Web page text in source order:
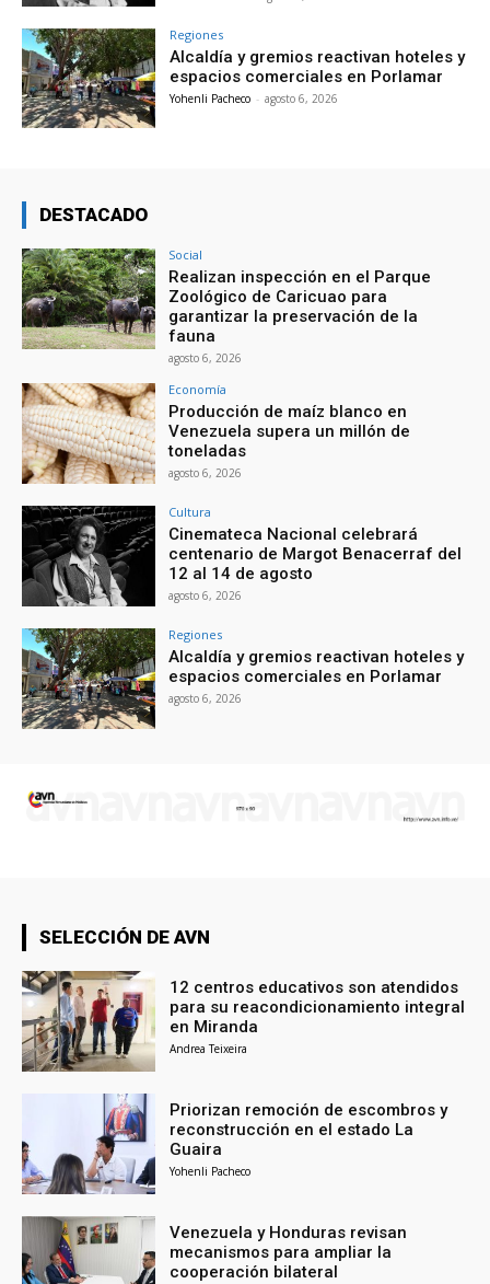
Regiones
Alcaldía y gremios reactivan hoteles y
espacios comerciales en Porlamar
Yohenli Pacheco - agosto 6, 2026
DESTACADO
Social
Realizan inspección en el Parque
Zoológico de Caricuao para
garantizar la preservación de la
fauna
agosto 6, 2026
Economía
Producción de maíz blanco en
Venezuela supera un millón de
toneladas
agosto 6, 2026
Cultura
Cinemateca Nacional celebrará
centenario de Margot Benacerraf del
12 al 14 de agosto
agosto 6, 2026
Regiones
Alcaldía y gremios reactivan hoteles y
espacios comerciales en Porlamar
agosto 6, 2026
SELECCIÓN DE AVN
12 centros educativos son atendidos
para su reacondicionamiento integral
en Miranda
Andrea Teixeira
Priorizan remoción de escombros y
reconstrucción en el estado La
Guaira
Yohenli Pacheco
Venezuela y Honduras revisan
mecanismos para ampliar la
cooperación bilateral